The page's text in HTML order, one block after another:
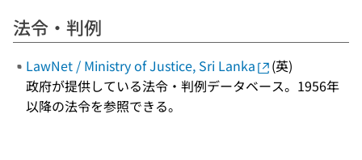
法令・判例
LawNet / Ministry of Justice, Sri Lanka
(英)
政府が提供している法令・判例データベース。1956年
以降の法令を参照できる。